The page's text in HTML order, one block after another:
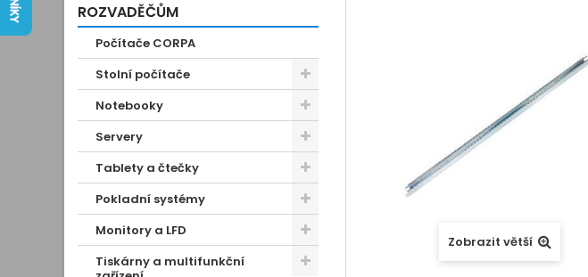
ROZVADĚČŮM
Počítače CORPA
Stolní počítače
Notebooky
Servery
Tablety a čtečky
Pokladní systémy
Monitory a LFD
Tiskárny a multifunkční
Zobrazit větší